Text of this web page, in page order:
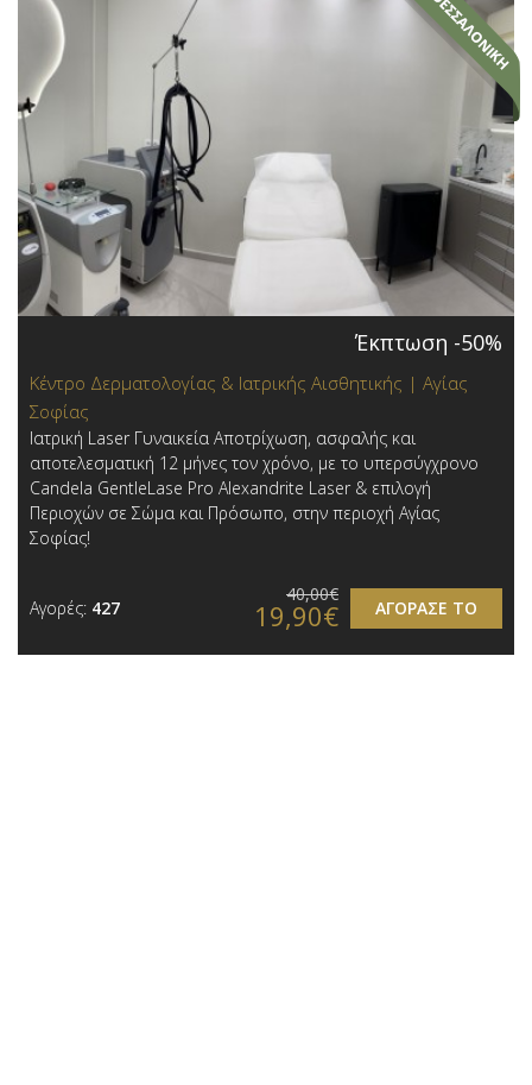
Έκπτωση -50%
Κέντρο Δερματολογίας & Ιατρικής Αισθητικής | Αγίας
Σοφίας
Ιατρική Laser Γυναικεία Αποτρίχωση, ασφαλής και
αποτελεσματική 12 μήνες τον χρόνο, με το υπερσύγχρονο
Candela GentleLase Pro Alexandrite Laser & επιλογή
Περιοχών σε Σώμα και Πρόσωπο, στην περιοχή Αγίας
Σοφίας !
Αγορές: 427 ΑΓΟΡΑΣΕ ΤΟ
40,00€
19,90€